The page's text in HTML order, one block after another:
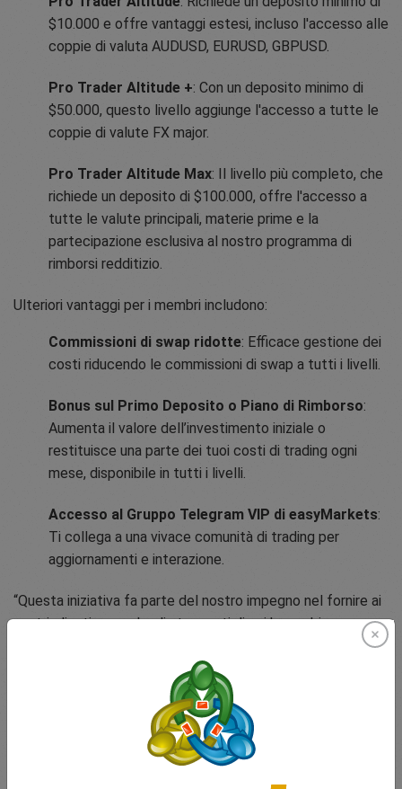
$10.000 e offre vantaggi estesi, incluso l'accesso alle
coppie di valuta AUDUSD, EURUSD, GBPUSD.
Pro Trader Altitude +: Con un deposito minimo di
$50.000, questo livello aggiunge l'accesso a tutte le
coppie di valute FX major.
Pro Trader Altitude Max: Il livello più completo, che
richiede un deposito di $100.000, offre l'accesso a
tutte le valute principali, materie prime e la
partecipazione esclusiva al nostro programma di
rimborsi redditizio.
Ulteriori vantaggi per i membri includono:
Commissioni di swap ridotte: Efficace gestione dei
costi riducendo le commissioni di swap a tutti i livelli.
Bonus sul Primo Deposito o Piano di Rimborso:
Aumenta il valore dell’investimento iniziale o
restituisce una parte dei tuoi costi di trading ogni
mese, disponibile in tutti i livelli.
Accesso al Gruppo Telegram VIP di easyMarkets:
Ti collega a una vivace comunità di trading per
aggiornamenti e interazione.
“Questa iniziativa fa parte del nostro impegno nel fornire ai
nostri clienti non solo gli strumenti di cui hanno bisogno per
arricchiscono le proprie vite al di là dei mercati”, aggiunge il
sig. O'Brien. “L’abbonamento per i candidati idonei è
semplice e accessibile online sulla nostra pagina web
dedicata”, continua il sig. O'Brien. “Questa iniziativa fa parte
del nostro impegno nel fornire ai nostri clienti una struttura
di supporto conveniente per tutti e personalizzata dal